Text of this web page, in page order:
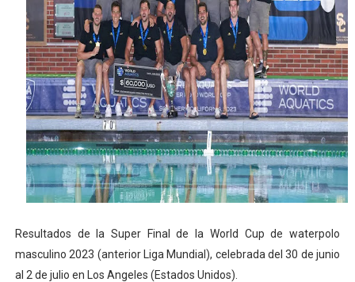
Mundial de lacrosse femenino 2026 (Tokio, Japón) -
Máxima celebración en el último Impact! con Jason
Mundial de esgrima 2026 (Hong Kong) - La
Raquel Rodriguez es la nueva monarca
Campeonato de Europa de atletismo femenino 2026
Resultados de la Super Final de la World Cup de waterpolo
masculino 2023 (anterior Liga Mundial), celebrada del 30 de junio
al 2 de julio en Los Angeles (Estados Unidos).